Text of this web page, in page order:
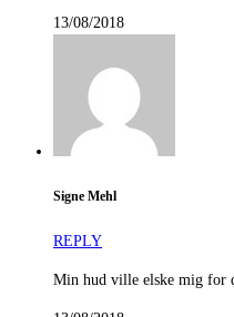
13/08/2018
Signe Mehl
REPLY
Min hud ville elske mig for